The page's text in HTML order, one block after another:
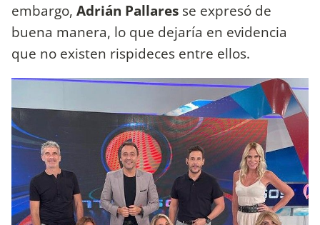
embargo, Adrián Pallares se expresó de
buena manera, lo que dejaría en evidencia
que no existen rispideces entre ellos.